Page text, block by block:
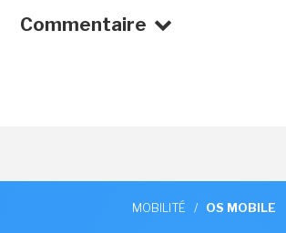
Commentaire
MOBILITÉ / OS MOBILE